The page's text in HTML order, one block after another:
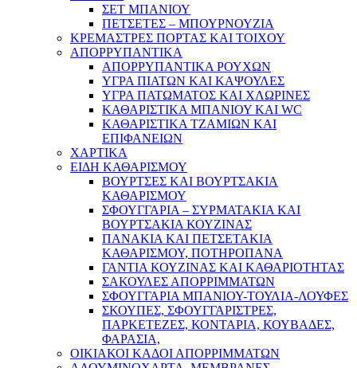
ΣΕΤ ΜΠΑΝΙΟΥ
ΠΕΤΣΕΤΕΣ – ΜΠΟΥΡΝΟΥΖΙΑ
ΚΡΕΜΑΣΤΡΕΣ ΠΟΡΤΑΣ ΚΑΙ ΤΟΙΧΟΥ
ΑΠΟΡΡΥΠΑΝΤΙΚΑ
ΑΠΟΡΡΥΠΑΝΤΙΚΑ ΡΟΥΧΩΝ
ΥΓΡΑ ΠΙΑΤΩΝ ΚΑΙ ΚΑΨΟΥΛΕΣ
ΥΓΡΑ ΠΑΤΩΜΑΤΟΣ ΚΑΙ ΧΛΩΡΙΝΕΣ
ΚΑΘΑΡΙΣΤΙΚΑ ΜΠΑΝΙΟΥ ΚΑΙ WC
ΚΑΘΑΡΙΣΤΙΚΑ ΤΖΑΜΙΩΝ ΚΑΙ
ΕΠΙΦΑΝΕΙΩΝ
ΧΑΡΤΙΚΑ
ΕΙΔΗ ΚΑΘΑΡΙΣΜΟΥ
ΒΟΥΡΤΣΕΣ ΚΑΙ ΒΟΥΡΤΣΑΚΙΑ
ΚΑΘΑΡΙΣΜΟΥ
ΣΦΟΥΓΓΑΡΙΑ – ΣΥΡΜΑΤΑΚΙΑ ΚΑΙ
ΒΟΥΡΤΣΑΚΙΑ ΚΟΥΖΙΝΑΣ
ΠΑΝΑΚΙΑ ΚΑΙ ΠΕΤΣΕΤΑΚΙΑ
ΚΑΘΑΡΙΣΜΟΥ, ΠΟΤΗΡΟΠΑΝΑ
ΓΑΝΤΙΑ ΚΟΥΖΙΝΑΣ ΚΑΙ ΚΑΘΑΡΙΟΤΗΤΑΣ
ΣΑΚΟΥΛΕΣ ΑΠΟΡΡΙΜΜΑΤΩΝ
ΣΦΟΥΓΓΑΡΙΑ ΜΠΑΝΙΟΥ-ΤΟΥΛΙΑ-ΛΟΥΦΕΣ
ΣΚΟΥΠΕΣ, ΣΦΟΥΓΓΑΡΙΣΤΡΕΣ,
ΠΑΡΚΕΤΕΖΕΣ, ΚΟΝΤΑΡΙΑ, ΚΟΥΒΑΔΕΣ,
ΦΑΡΑΣΙΑ,
ΟΙΚΙΑΚΟΙ ΚΑΔΟΙ ΑΠΟΡΡΙΜΜΑΤΩΝ